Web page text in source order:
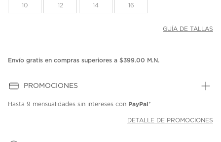
la
misma
10 12 14 16
GUÍA DE TALLAS
Envío gratis en compras superiores a $399.00 M.N.
PROMOCIONES
Hasta 9 mensualidades sin intereses con PayPal*
DETALLE DE PROMOCIONES